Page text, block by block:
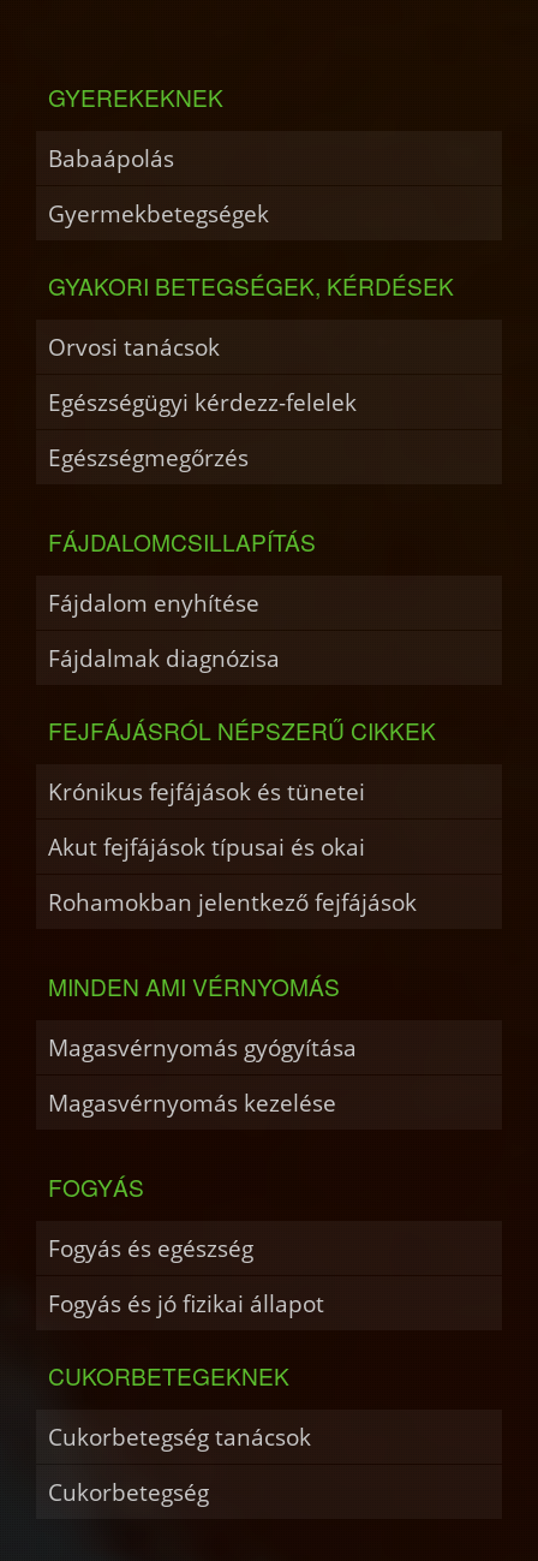
GYEREKEKNEK
Babaápolás
Gyermekbetegségek
GYAKORI BETEGSÉGEK, KÉRDÉSEK
Orvosi tanácsok
Egészségügyi kérdezz-felelek
Egészségmegőrzés
FÁJDALOMCSILLAPÍTÁS
Fájdalom enyhítése
Fájdalmak diagnózisa
FEJFÁJÁSRÓL NÉPSZERŰ CIKKEK
Krónikus fejfájások és tünetei
Akut fejfájások típusai és okai
Rohamokban jelentkező fejfájások
MINDEN AMI VÉRNYOMÁS
Magasvérnyomás gyógyítása
Magasvérnyomás kezelése
FOGYÁS
Fogyás és egészség
Fogyás és jó fizikai állapot
CUKORBETEGEKNEK
Cukorbetegség tanácsok
Cukorbetegség